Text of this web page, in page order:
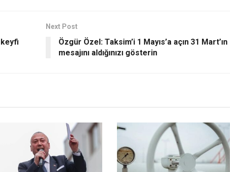
Next Post
Özgür Özel: Taksim’i 1 Mayıs’a açın 31 Mart’ın
mesajını aldığınızı gösterin